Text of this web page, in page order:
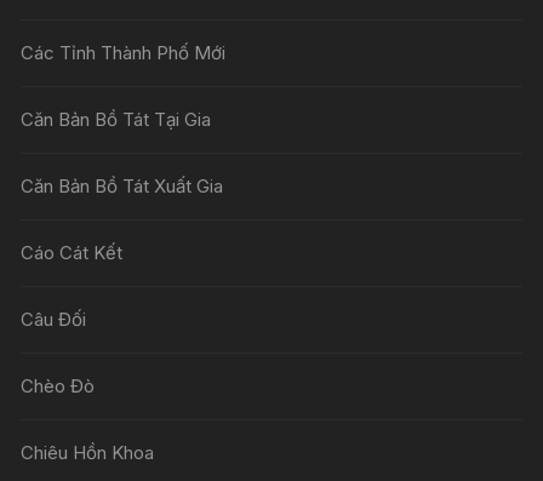
Các Tỉnh Thành Phố Mới
Căn Bản Bồ Tát Tại Gia
Căn Bản Bồ Tát Xuất Gia
Cáo Cát Kết
Câu Đối
Chèo Đò
Chiêu Hồn Khoa